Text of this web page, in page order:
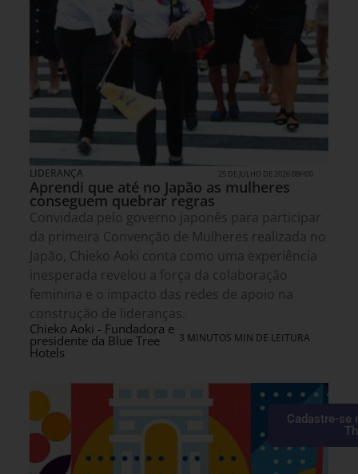
LIDERANÇA 25 DE JULHO DE 2026 08H00
Aprendi que até no Japão as mulheres
conseguem quebrar regras
Convidada pelo governo japonês para participar
da primeira Convenção de Mulheres realizada no
Japão, Chieko Aoki conta como uma experiência
inesperada revelou a força da colaboração
feminina e o impacto das redes de apoio na
construção de lideranças.
Chieko Aoki - Fundadora e
presidente da Blue Tree
Hotels
3 MINUTOS MIN DE LEITURA
Cadastre-se